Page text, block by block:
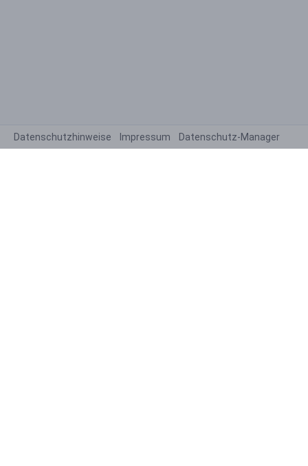
Datenschutzhinweise Impressum Datenschutz-Manager